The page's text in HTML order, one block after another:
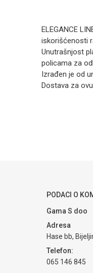
ELEGANCE
iskorišćenosti
Unutrašnjost
policama za
Izrađen je od
Dostava za
PODACI O
Gama S doo
Adresa
Hase bb,
Telefon:
065 146 845